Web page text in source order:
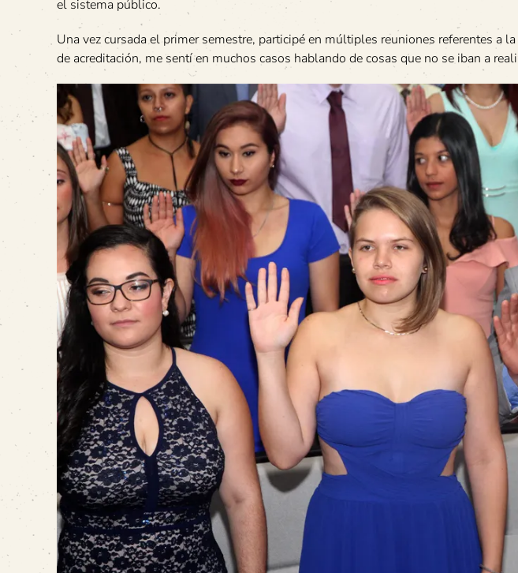
el sistema público.
Una vez cursada el primer semestre, participé en múltiples reuniones referentes a
de acreditación, me sentí en muchos casos hablando de cosas que no se iban a